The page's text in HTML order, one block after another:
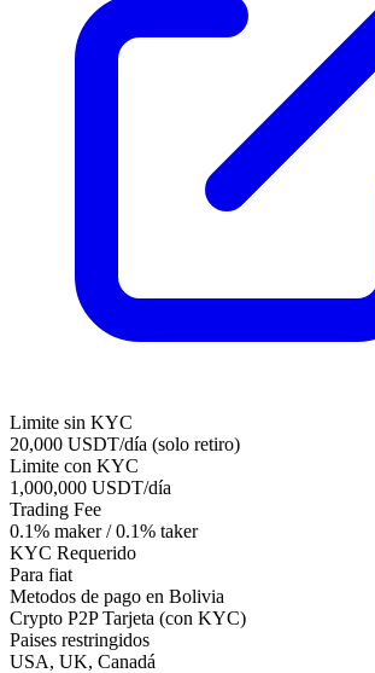
Limite sin KYC
20,000 USDT/día (solo retiro)
Limite con KYC
1,000,000 USDT/día
Trading Fee
0.1% maker / 0.1% taker
KYC Requerido
Para fiat
Metodos de pago en Bolivia
Crypto P2PTarjeta (con KYC)
Paises restringidos
USA, UK, Canadá